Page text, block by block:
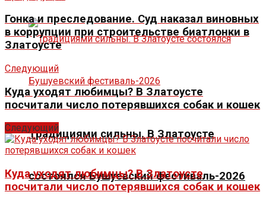
Традициями сильны. В Златоусте
состоялся Бушуевский фестиваль-2026
Гонка и преследование. Суд наказал виновных
в коррупции при строительстве биатлонки в
Златоусте
Следующий
Куда уходят любимцы? В Златоусте
посчитали число потерявшихся собак и кошек
Следующий
Куда уходят любимцы? В Златоусте
посчитали число потерявшихся собак и кошек